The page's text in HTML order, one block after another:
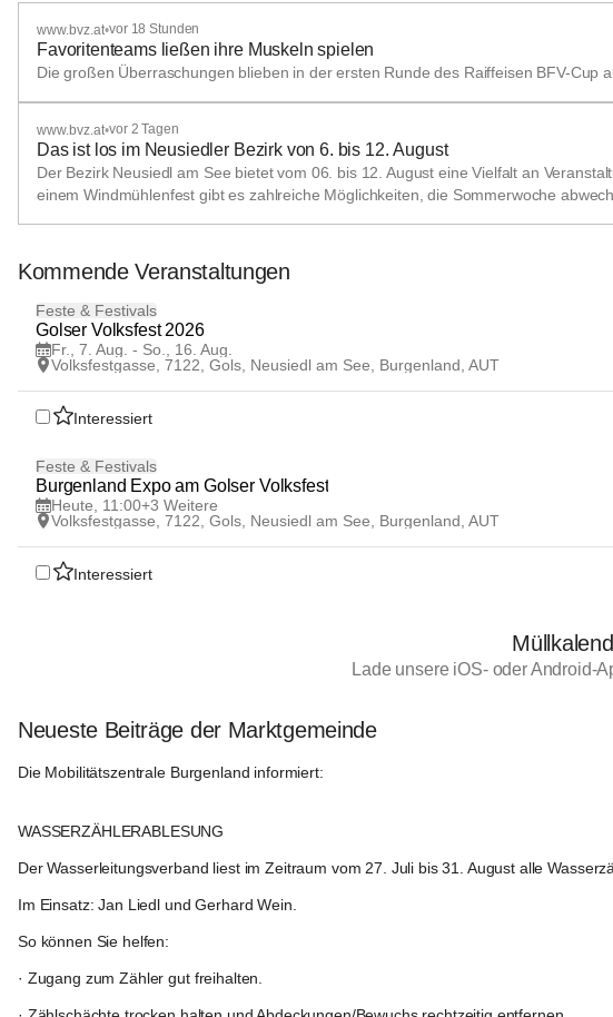
www.bvz.at•vor 18 Stunden
Favoritenteams ließen ihre Muskeln spielen
Die großen Überraschungen blieben in der ersten Runde des Raiffeisen BFV-Cup
www.bvz.at•vor 2 Tagen
Das ist los im Neusiedler Bezirk von 6. bis 12. August
Der Bezirk Neusiedl am See bietet vom 06. bis 12. August eine Vielfalt an
einem Windmühlenfest gibt es zahlreiche Möglichkeiten, die Sommerwoche
Kommende Veranstaltungen
7
AUG
Feste & Festivals
Golser Volksfest 2026
Fr., 7. Aug. - So., 16. Aug.
Volksfestgasse, 7122, Gols, Neusiedl am See, Burgenland, AUT
Interessiert
8
AUG
Feste & Festivals
Burgenland Expo am Golser Volksfest
Heute, 11:00+3 Weitere
Volksfestgasse, 7122, Gols, Neusiedl am See, Burgenland, AUT
Interessiert
Lade unsere iOS- oder Android-
Neueste Beiträge der Marktgemeinde
Die Mobilitätszentrale Burgenland informiert:
WASSERZÄHLERABLESUNG
Der Wasserleitungsverband liest im Zeitraum vom 27. Juli bis 31. August alle
Im Einsatz: Jan Liedl und Gerhard Wein.
So können Sie helfen:
· Zugang zum Zähler gut freihalten.